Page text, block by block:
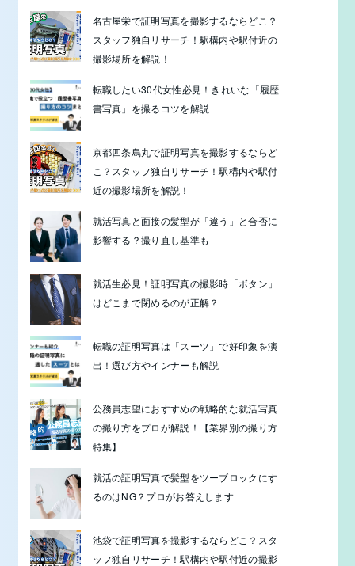
名古屋栄で証明写真を撮影するならどこ？
スタッフ独自リサーチ！駅構内や駅付近の
撮影場所を解説！
転職したい30代女性必見！きれいな「履歴
書写真」を撮るコツを解説
京都四条烏丸で証明写真を撮影するならど
こ？スタッフ独自リサーチ！駅構内や駅付
近の撮影場所を解説！
就活写真と面接の髪型が「違う」と合否に
影響する？撮り直し基準も
就活生必見！証明写真の撮影時「ボタン」
はどこまで閉めるのが正解？
転職の証明写真は「スーツ」で好印象を演
出！選び方やインナーも解説
公務員志望におすすめの戦略的な就活写真
の撮り方をプロが解説！【業界別の撮り方
特集】
就活の証明写真で髪型をツーブロックにす
るのはNG？プロがお答えします
池袋で証明写真を撮影するならどこ？スタ
ッフ独自リサーチ！駅構内や駅付近の撮影